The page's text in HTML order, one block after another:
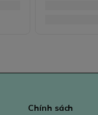
Chính sách